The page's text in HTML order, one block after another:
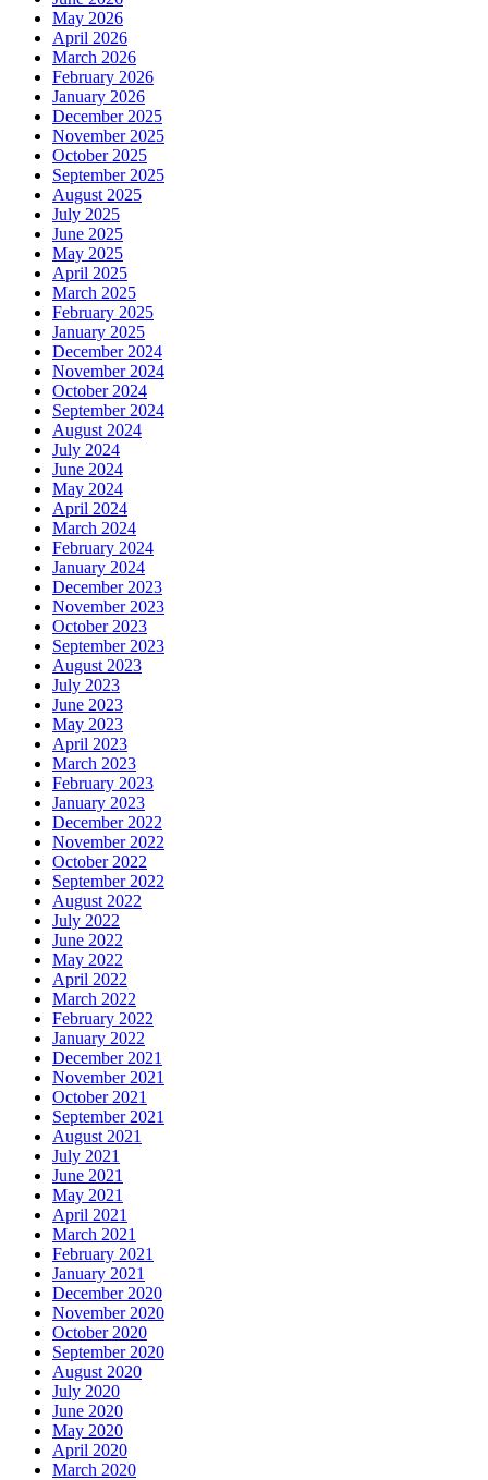
May 2026
April 2026
March 2026
February 2026
January 2026
December 2025
November 2025
October 2025
September 2025
August 2025
July 2025
June 2025
May 2025
April 2025
March 2025
February 2025
January 2025
December 2024
November 2024
October 2024
September 2024
August 2024
July 2024
June 2024
May 2024
April 2024
March 2024
February 2024
January 2024
December 2023
November 2023
October 2023
September 2023
August 2023
July 2023
June 2023
May 2023
April 2023
March 2023
February 2023
January 2023
December 2022
November 2022
October 2022
September 2022
August 2022
July 2022
June 2022
May 2022
April 2022
March 2022
February 2022
January 2022
December 2021
November 2021
October 2021
September 2021
August 2021
July 2021
June 2021
May 2021
April 2021
March 2021
February 2021
January 2021
December 2020
November 2020
October 2020
September 2020
August 2020
July 2020
June 2020
May 2020
April 2020
March 2020